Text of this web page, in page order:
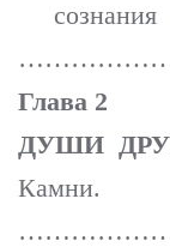
Глава 2
ДУШИ